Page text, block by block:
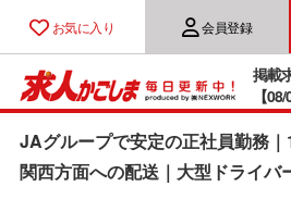
お気に入り 会員登録
掲載
【
JAグループで安定の正社員勤務｜
関西方面への配送｜大型ドライバ